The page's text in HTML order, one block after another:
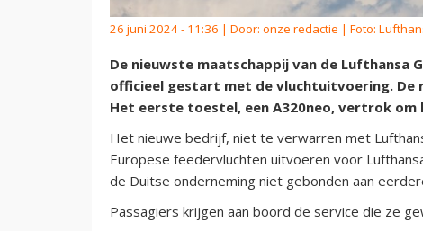
26 juni 2024 - 11:36 | Door: onze redactie | Foto:
De nieuwste maatschappij van de Lufthansa
officieel gestart met de vluchtuitvoering. De
Het eerste toestel, een A320neo, vertrok
Het nieuwe bedrijf, niet te verwarren met
Europese feedervluchten uitvoeren voor
de Duitse onderneming niet gebonden aan
Passagiers krijgen aan boord de service die ze